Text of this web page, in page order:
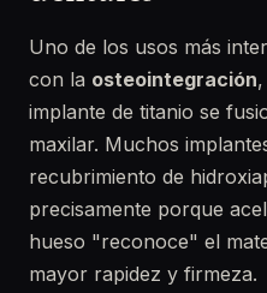
Uno de los usos más
con la osteointegración
implante de titanio se
maxilar. Muchos
recubrimiento de
precisamente porque
hueso "reconoce" el
mayor rapidez y firmeza.